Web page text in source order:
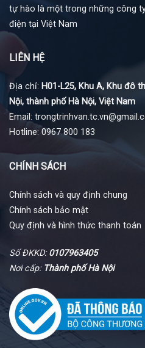
tự hào là một trong những công
điện tại Việt Nam
LIÊN HỆ
Địa chỉ: H01-L25, Khu A, Khu đô
Nội, thành phố Hà Nội, Việt Nam
Email:
Hotline: 0967 800 183
CHÍNH SÁCH
Chính sách và quy định chung
Chính sách bảo mật
Quy định và hình thức thanh toán
Số ĐKKD:0107963405
Nơi cấp: Thành phố Hà Nội